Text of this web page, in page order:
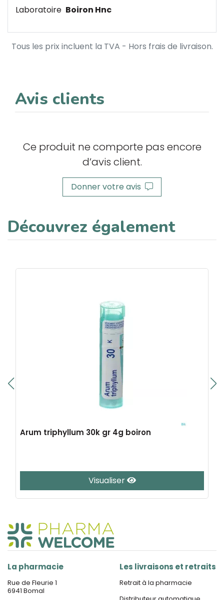
Laboratoire Boiron Hnc
Tous les prix incluent la TVA - Hors frais de livraison.
Avis clients
Ce produit ne comporte pas encore
d’avis client.
Donner votre avis
Découvrez également
Arum triphyllum 30k gr 4g boiron
Visualiser
La pharmacie
Rue de Fleurie 1
6941 Bomal
Les livraisons et retraits
Retrait à la pharmacie